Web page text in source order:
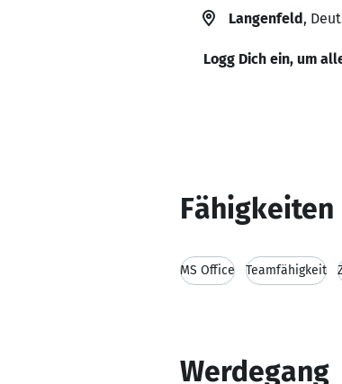
Langenfeld,
Logg Dich ein, um
MS Office Teamfähigkeit
Werdegang